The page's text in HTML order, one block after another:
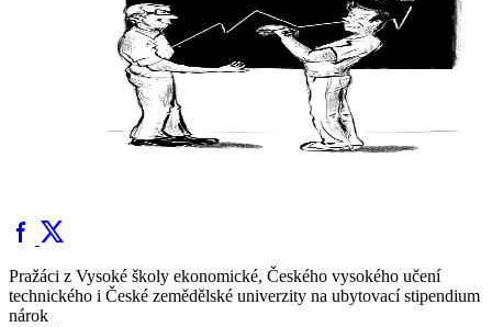
Pražáci z Vysoké školy ekonomické, Českého vysokého učení
technického i České zemědělské univerzity na ubytovací stipendium
nárok